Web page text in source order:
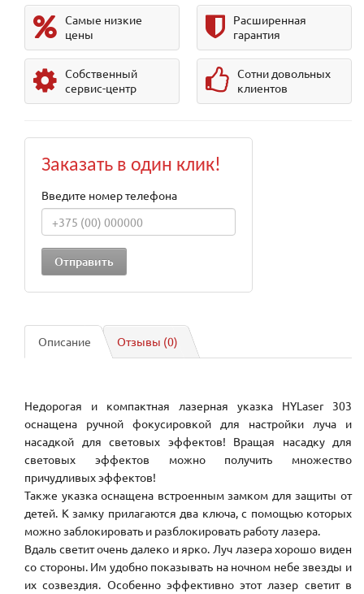
Самые низкие
цены
Расширенная
гарантия
Собственный
сервис-центр
Сотни довольных
клиентов
Заказать в один клик!
Введите номер телефона
Описание Отзывы (0)
Недорогая и компактная лазерная указка HYLaser 303
оснащена ручной фокусировкой для настройки луча и
насадкой для световых эффектов! Вращая насадку для
световых эффектов можно получить множество
причудливых эффектов!
Также указка оснащена встроенным замком для защиты от
детей. К замку прилагаются два ключа, с помощью которых
можно заблокировать и разблокировать работу лазера.
Вдаль светит очень далеко и ярко. Луч лазера хорошо виден
со стороны. Им удобно показывать на ночном небе звезды и
их созвездия. Особенно эффективно этот лазер светит в